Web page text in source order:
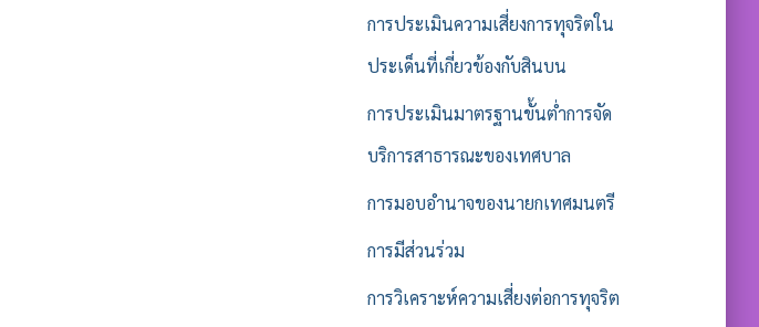
การประเมินความเสี่ยงการทุจริตใน
ประเด็นที่เกี่ยวข้องกับสินบน
การประเมินมาตรฐานขั้นต่ำการจัด
บริการสาธารณะของเทศบาล
การมอบอำนาจของนายกเทศมนตรี
การมีส่วนร่วม
การวิเคราะห์ความเสี่ยงต่อการทุจริต